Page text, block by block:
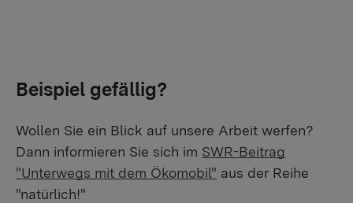
Beispiel gefällig?
Wollen Sie ein Blick auf unsere Arbeit werfen?
Dann informieren Sie sich im SWR-Beitrag
"Unterwegs mit dem Ökomobil" aus der Reihe
"natürlich!"